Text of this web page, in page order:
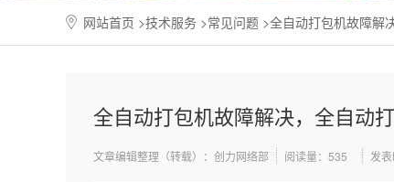
网站首页 >技术服务 >常见问题 >全自动打包机故障解
全自动打包机故障解决，全自动
文章编辑整理（转载）：创力网络部 阅读量： 535 发